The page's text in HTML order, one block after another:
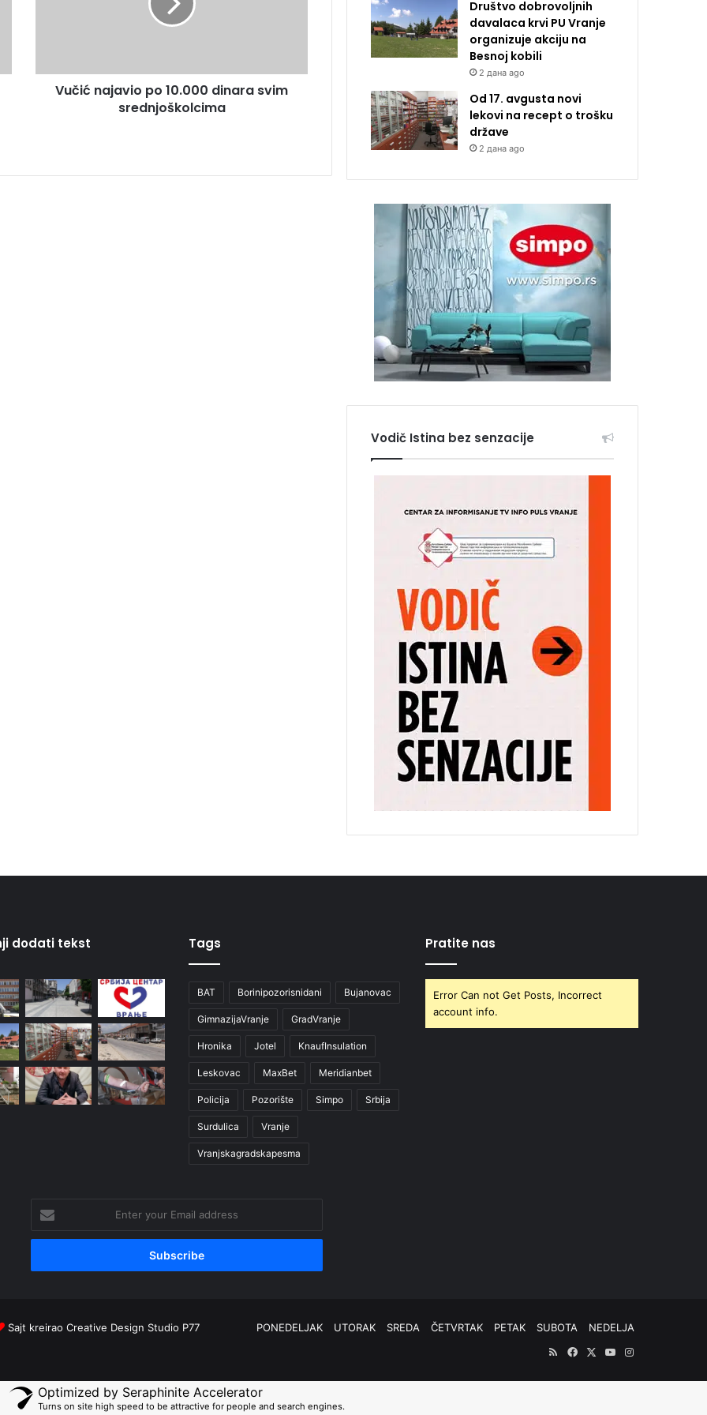
Vučić najavio po 10.000 dinara svim
srednjoškolcima
Društvo dobrovoljnih
davalaca krvi PU Vranje
organizuje akciju na
Besnoj kobili
2 дана ago
Od 17. avgusta novi
lekovi na recept o trošku
države
2 дана ago
Vodič Istina bez senzacije
dodati tekst Tags
BAT Borinipozorisnidani Bujanovac
GimnazijaVranje GradVranje
Hronika Jotel KnaufInsulation
Leskovac MaxBet Meridianbet
Policija Pozorište Simpo Srbija
Surdulica Vranje
Vranjskagradskapesma
Pratite nas
Error Can not Get Posts, Incorrect
account info.
your
Email
Sajt kreirao Creative Design Studio P77 PONEDELJAK UTORAK SREDA ČETVRTAK PETAK SUBOTA
NEDELJA
RSSFacebook
X YouTubeInstagram
Optimized by Seraphinite Accelerator
Turns on site high speed to be attractive for people and search engines.